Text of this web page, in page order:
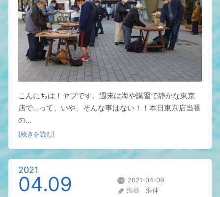
こんにちは！ヤブです。週末は海や講習で静かな東京
店で…って、いや、そんな事はない！！本日東京店当番
の...
[続きを読む]
2021
04.09
2021-04-09
渋谷 浩伸